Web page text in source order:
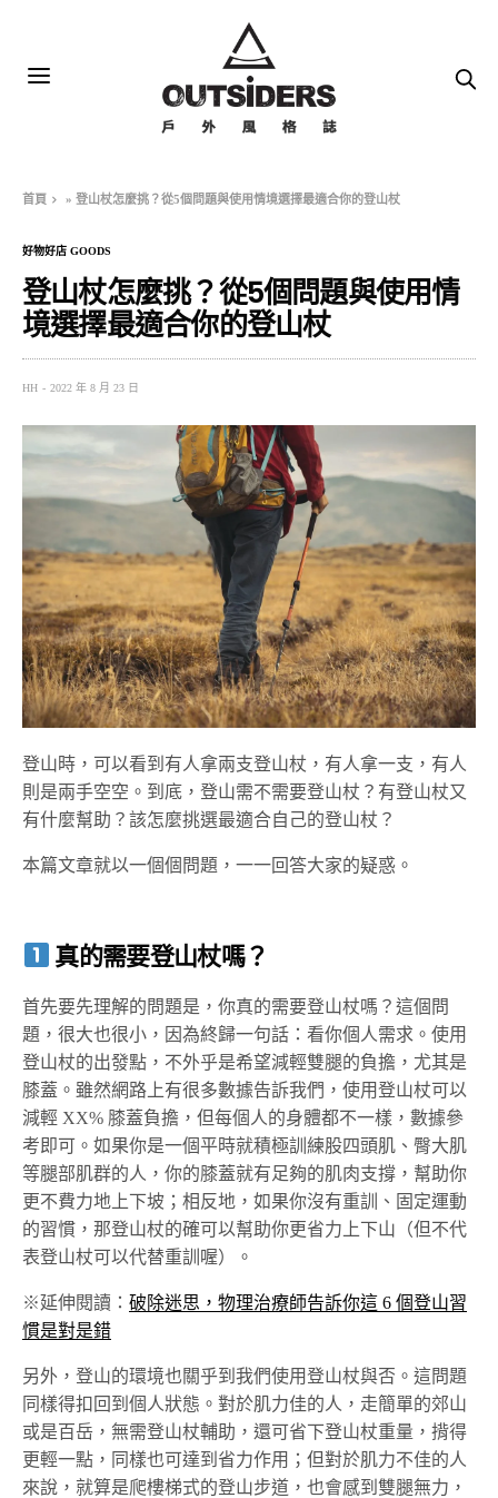
首頁 »登山杖怎麼挑？從5個問題與使用情境選擇最適合你的登山杖
好物好店 GOODS
登山杖怎麼挑？從5個問題與使用情
境選擇最適合你的登山杖
HH 2022 年 8 月 23 日
登山時，可以看到有人拿兩支登山杖，有人拿一支，有人
則是兩手空空。到底，登山需不需要登山杖？有登山杖又
有什麼幫助？該怎麼挑選最適合自己的登山杖？
本篇文章就以一個個問題，一一回答大家的疑惑。
真的需要登山杖嗎？
首先要先理解的問題是，你真的需要登山杖嗎？這個問
題，很大也很小，因為終歸一句話：看你個人需求。使用
登山杖的出發點，不外乎是希望減輕雙腿的負擔，尤其是
膝蓋。雖然網路上有很多數據告訴我們，使用登山杖可以
減輕 XX% 膝蓋負擔，但每個人的身體都不一樣，數據參
考即可。如果你是一個平時就積極訓練股四頭肌、臀大肌
等腿部肌群的人，你的膝蓋就有足夠的肌肉支撐，幫助你
更不費力地上下坡；相反地，如果你沒有重訓、固定運動
的習慣，那登山杖的確可以幫助你更省力上下山（但不代
表登山杖可以代替重訓喔）。
※延伸閱讀： 破除迷思，物理治療師告訴你這 6 個登山習
慣是對是錯
另外，登山的環境也關乎到我們使用登山杖與否。這問題
同樣得扣回到個人狀態。對於肌力佳的人，走簡單的郊山
或是百岳，無需登山杖輔助，還可省下登山杖重量，揹得
更輕一點，同樣也可達到省力作用；但對於肌力不佳的人
來說，就算是爬樓梯式的登山步道，也會感到雙腿無力，